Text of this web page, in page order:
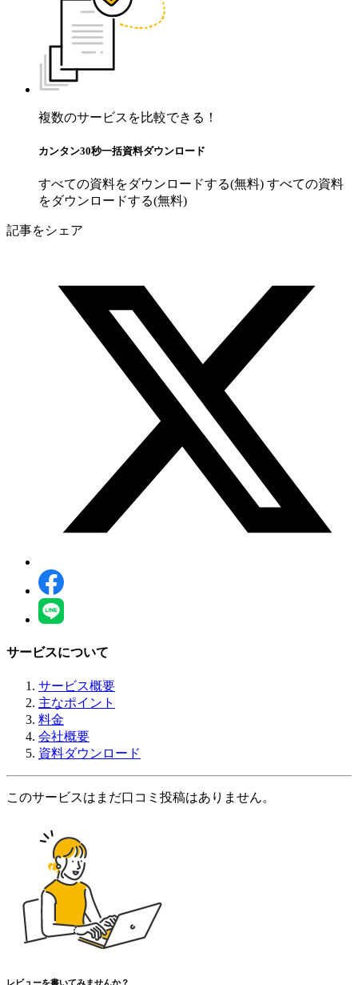
複数のサービスを比較できる！
カンタン30秒一括資料ダウンロード
すべての資料をダウンロードする(無料) すべての資料
をダウンロードする(無料)
記事をシェア
サービスについて
サービス概要
主なポイント
料金
会社概要
資料ダウンロード
このサービスはまだ口コミ投稿はありません。
レビューを書いてみませんか？